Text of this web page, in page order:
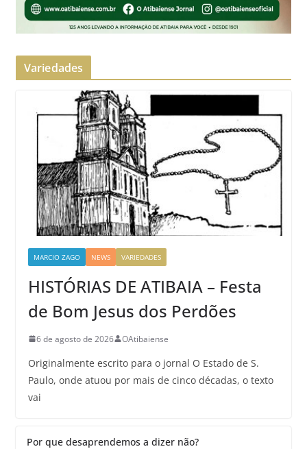
Variedades
MARCIO ZAGO NEWS VARIEDADES
HISTÓRIAS DE ATIBAIA – Festa
de Bom Jesus dos Perdões
6 de agosto de 2026 OAtibaiense
Originalmente escrito para o jornal O Estado de S.
Paulo, onde atuou por mais de cinco décadas, o texto
vai
Por que desaprendemos a dizer não?